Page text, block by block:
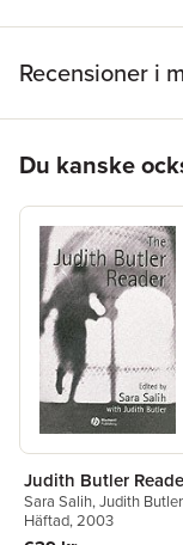
Recensioner i
Du kanske
Judith Butler
Sara Salih,Judith Butler
Häftad, 2003